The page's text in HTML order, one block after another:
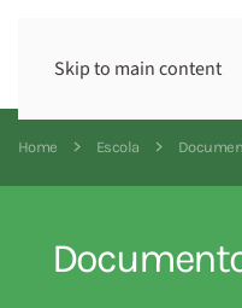
Skip to main content
Home Escola